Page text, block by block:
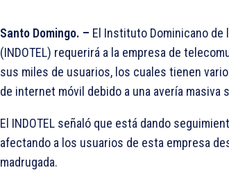
Santo Domingo. – El Instituto Dominicano de
(INDOTEL) requerirá a la empresa de
sus miles de usuarios, los cuales tienen
de internet móvil debido a una avería masiva
El INDOTEL señaló que está dando
afectando a los usuarios de esta empresa
madrugada.